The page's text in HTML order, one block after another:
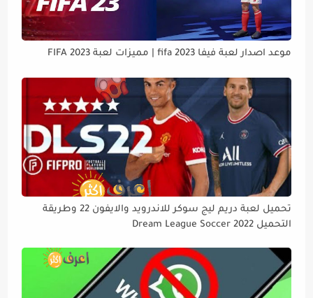
موعد اصدار لعبة فيفا 2023 fifa | مميزات لعبة FIFA 2023
تحميل لعبة دريم ليج سوكر للاندرويد والايفون 22 وطريقة
التحميل Dream League Soccer 2022